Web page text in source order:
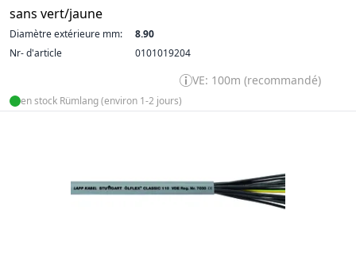
sans vert/jaune
Diamètre extérieure mm:
8.90
Nr- d'article
0101019204
VE: 100m (recommandé)
en stock Rümlang (environ 1-2 jours)